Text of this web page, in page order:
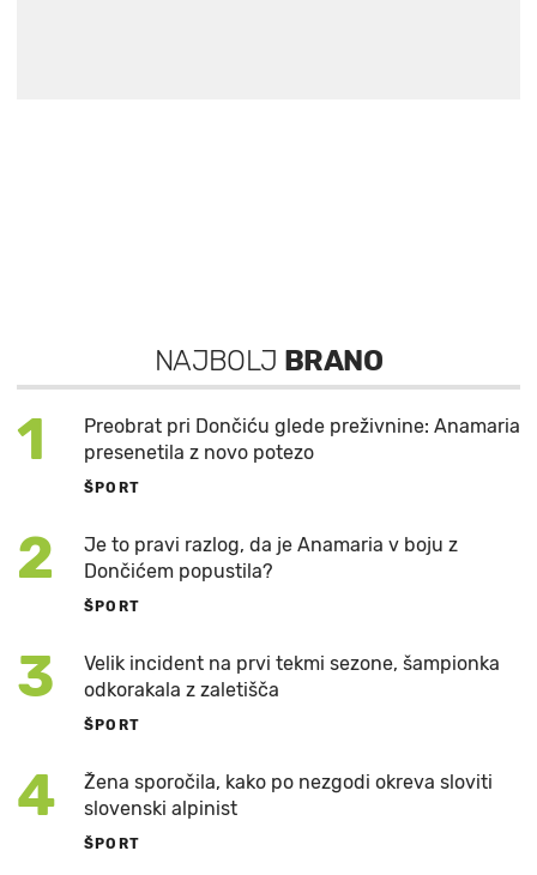
NAJBOLJ BRANO
1
Preobrat pri Dončiću glede preživnine: Anamaria
presenetila z novo potezo
ŠPORT
2
Je to pravi razlog, da je Anamaria v boju z
Dončićem popustila?
ŠPORT
3
Velik incident na prvi tekmi sezone, šampionka
odkorakala z zaletišča
ŠPORT
4
Žena sporočila, kako po nezgodi okreva sloviti
slovenski alpinist
ŠPORT